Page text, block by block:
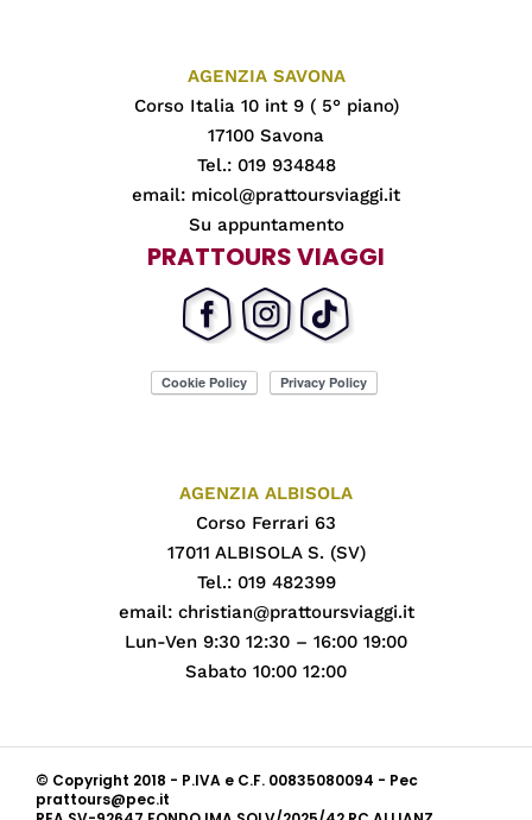
AGENZIA SAVONA
Corso Italia 10 int 9 ( 5° piano)
17100 Savona
Tel.: 019 934848
email: micol@prattoursviaggi.it
Su appuntamento
PRATTOURS VIAGGI
AGENZIA ALBISOLA
Corso Ferrari 63
17011 ALBISOLA S. (SV)
Tel.: 019 482399
email: christian@prattoursviaggi.it
Lun-Ven 9:30 12:30 – 16:00 19:00
Sabato 10:00 12:00
© Copyright 2018 - P.IVA e C.F. 00835080094 - Pec
prattours@pec.it